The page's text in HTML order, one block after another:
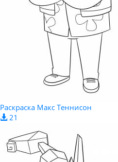
Раскраска Макс Теннисон
21